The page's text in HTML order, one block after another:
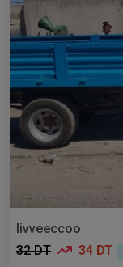
Iivveeccoo
32 DT
34 DT